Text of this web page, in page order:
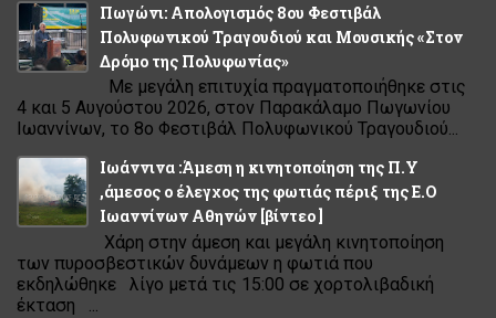
Πωγώνι: Απολογισμός 8ου Φεστιβάλ
Πολυφωνικού Τραγουδιού και Μουσικής «Στον
Δρόμο της Πολυφωνίας»
Με μεγάλη επιτυχία πραγματοποιήθηκε στις
4 και 5 Αυγούστου 2026, στον Παρακάλαμο Πωγωνίου
Ιωαννίνων, το 8ο Φεστιβάλ Πολυφωνικού Τραγουδιού...
Ιωάννινα :Άμεση η κινητοποίηση της Π.Υ
,άμεσος ο έλεγχος της φωτιάς πέριξ της Ε.Ο
Ιωαννίνων Αθηνών [βίντεο ]
Χάρη στην άμεση και μεγάλη κινητοποίηση
των πυροσβεστικών δυνάμεων η φωτιά που
εκδηλώθηκε λίγο μετά τις 15:00 σε χορτολιβαδική
έκταση ...